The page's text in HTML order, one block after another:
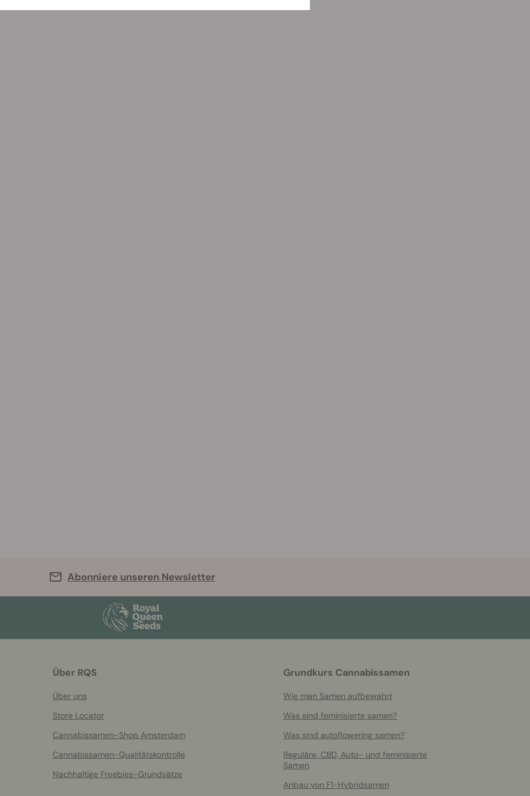
Abonniere unseren Newsletter
Über RQS
Über uns
Store Locator
Cannabissamen-Shop Amsterdam
Cannabissamen-Qualitätskontrolle
Nachhaltige Freebies-Grundsätze
Grundkurs Cannabissamen
Wie man Samen aufbewahrt
Was sind feminisierte samen?
Was sind autoflowering samen?
Reguläre, CBD, Auto- und feminisierte
Samen
Anbau von F1-Hybridsamen